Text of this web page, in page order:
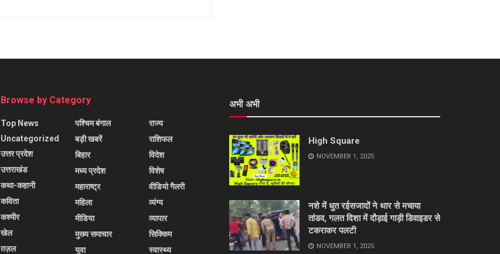
Browse by Category
Top News
Uncategorized
उत्तर प्रदेश
उत्तराखंड
कथा-कहानी
कविता
कश्मीर
खेल
ग़ज़ल
पश्चिम बंगाल
बड़ी खबरें
बिहार
मध्य प्रदेश
महाराष्ट्र
महिला
मीडिया
मुख्य समाचार
युवा
राज्य
राशिफल
विदेश
विशेष
वीडियो गैलरी
व्यंग्य
व्यापार
सिक्किम
स्वास्थ्य
अभी अभी
High Square
NOVEMBER 1, 2025
नशे में धुत रईसजादों ने थार से मचाया
तांडव, गलत दिशा में दौड़ाई गाड़ी डिवाइडर से
टकराकर पलटी
NOVEMBER 1, 2025